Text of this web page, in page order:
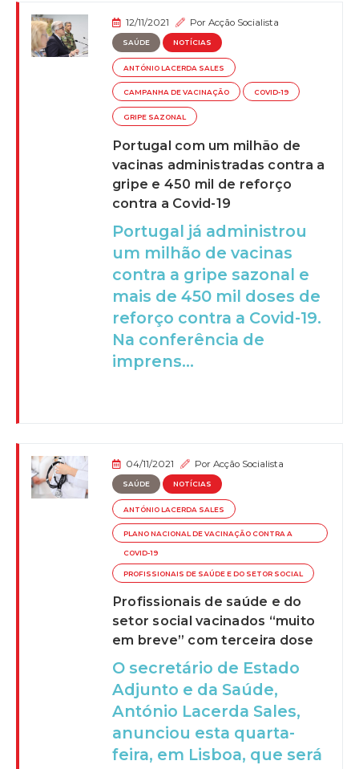
12/11/2021 PorAcção Socialista
SAÚDE NOTÍCIAS
ANTÓNIO LACERDA SALES
CAMPANHA DE VACINAÇÃO COVID-19
GRIPE SAZONAL
Portugal com um milhão de
vacinas administradas contra a
gripe e 450 mil de reforço
contra a Covid-19
Portugal já administrou
um milhão de vacinas
contra a gripe sazonal e
mais de 450 mil doses de
reforço contra a Covid-19.
Na conferência de
imprens...
04/11/2021 PorAcção Socialista
SAÚDE NOTÍCIAS
ANTÓNIO LACERDA SALES
PLANO NACIONAL DE VACINAÇÃO CONTRA A
COVID-19
PROFISSIONAIS DE SAÚDE E DO SETOR SOCIAL
Profissionais de saúde e do
setor social vacinados “muito
em breve” com terceira dose
O secretário de Estado
Adjunto e da Saúde,
António Lacerda Sales,
anunciou esta quarta-
feira, em Lisboa, que será